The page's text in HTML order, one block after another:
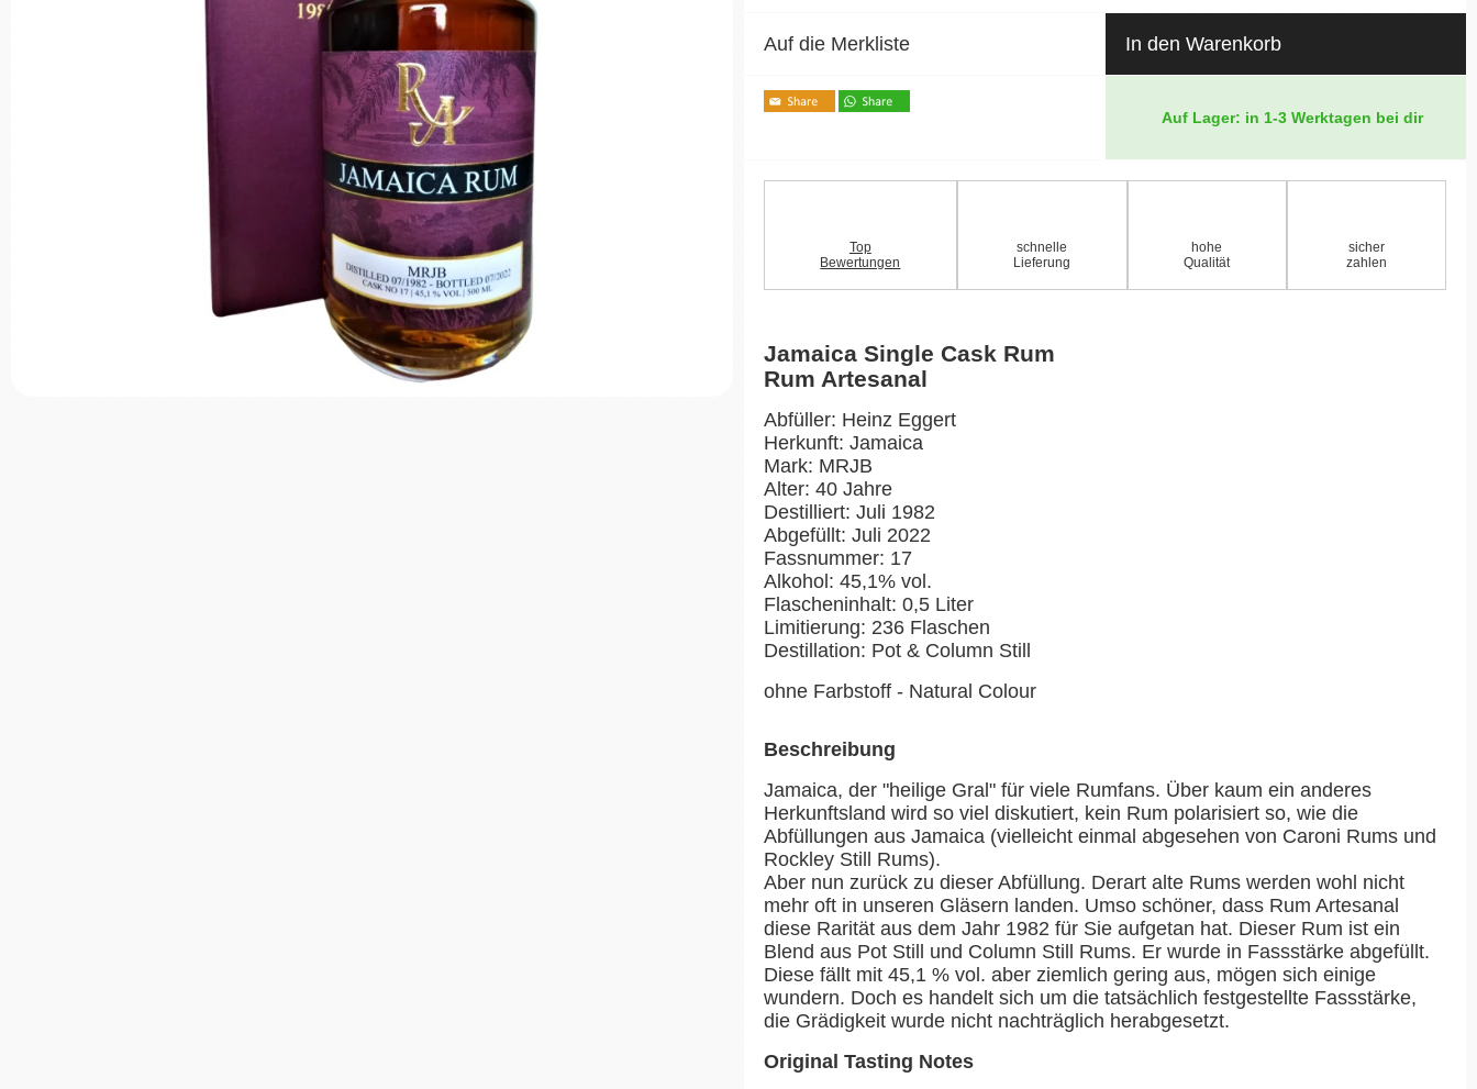
Auf die Merkliste In den Warenkorb
Auf Lager: in 1-3 Werktagen bei dir
Top
Bewertungen
schnelle
Lieferung
hohe
Qualität
sicher
zahlen
Jamaica Single Cask Rum
Rum Artesanal
Abfüller: Heinz Eggert
Herkunft: Jamaica
Mark: MRJB
Alter: 40 Jahre
Destilliert: Juli 1982
Abgefüllt: Juli 2022
Fassnummer: 17
Alkohol: 45,1% vol.
Flascheninhalt: 0,5 Liter
Limitierung: 236 Flaschen
Destillation: Pot & Column Still
ohne Farbstoff - Natural Colour
Beschreibung
Jamaica, der "heilige Gral" für viele Rumfans. Über kaum ein anderes
Herkunftsland wird so viel diskutiert, kein Rum polarisiert so, wie die
Abfüllungen aus Jamaica (vielleicht einmal abgesehen von Caroni Rums und
Rockley Still Rums).
Aber nun zurück zu dieser Abfüllung. Derart alte Rums werden wohl nicht
mehr oft in unseren Gläsern landen. Umso schöner, dass Rum Artesanal
diese Rarität aus dem Jahr 1982 für Sie aufgetan hat. Dieser Rum ist ein
Blend aus Pot Still und Column Still Rums. Er wurde in Fassstärke abgefüllt.
Diese fällt mit 45,1 % vol. aber ziemlich gering aus, mögen sich einige
wundern. Doch es handelt sich um die tatsächlich festgestellte Fassstärke,
die Grädigkeit wurde nicht nachträglich herabgesetzt.
Original Tasting Notes